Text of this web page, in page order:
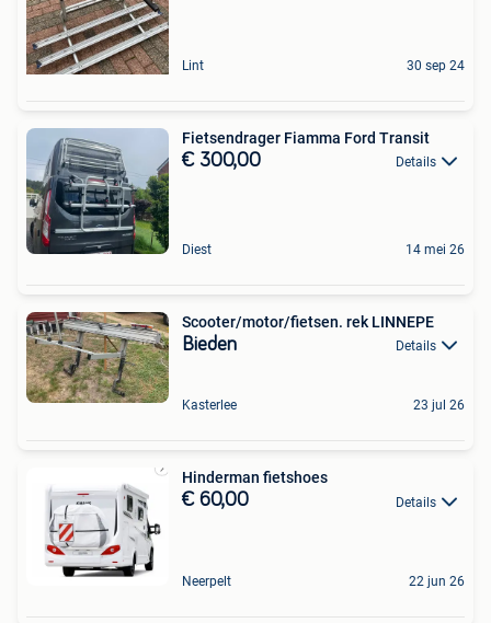
Lint 30 sep 24
Fietsendrager Fiamma Ford Transit
€ 300,00 Details
Diest 14 mei 26
Scooter/motor/fietsen. rek LINNEPE
Bieden Details
Kasterlee 23 jul 26
Hinderman fietshoes
€ 60,00 Details
Neerpelt 22 jun 26